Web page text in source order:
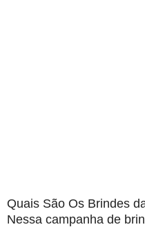
Quais São Os Brindes
Nessa campanha de